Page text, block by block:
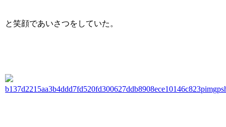
と笑顔であいさつをしていた。